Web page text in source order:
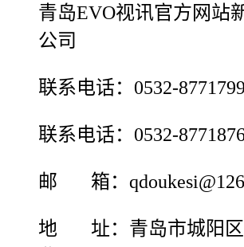
青岛EVO视讯官方网站
公司
联系电话：0532-
联系电话：0532-
邮 箱：
地 址：青岛市城阳区